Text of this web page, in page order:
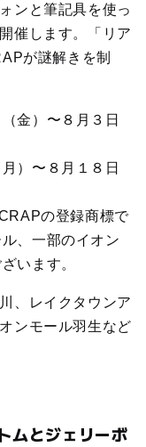
ンと筆記具を使っ
催します。「リア
が謎解きを制
金）〜８月３日
）〜８月１８日
の登録商標で
、一部のイオン
います。
、レイクタウンア
ンモール羽生など
ムとジェリーボ